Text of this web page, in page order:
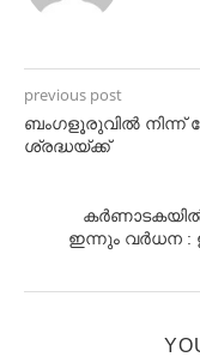
previous post
ബംഗളൂരുവിൽ നിന്ന്
ശ്രദ്ധയ്ക്ക്
ഇന്നും വർധന :